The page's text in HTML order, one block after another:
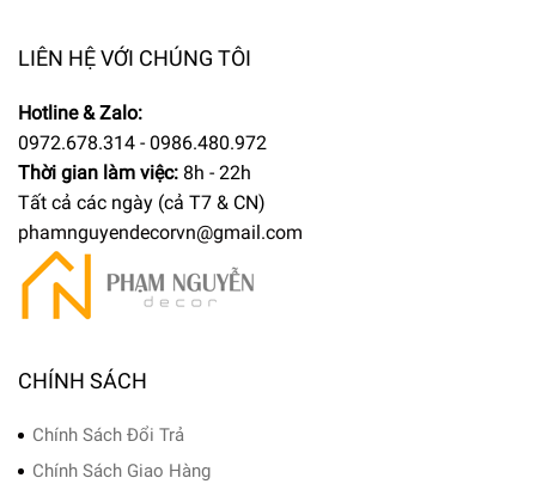
LIÊN HỆ VỚI CHÚNG TÔI
Hotline & Zalo:
0972.678.314 - 0986.480.972
Thời gian làm việc: 8h - 22h
Tất cả các ngày (cả T7 & CN)
phamnguyendecorvn@gmail.com
CHÍNH SÁCH
Chính Sách Đổi Trả
Chính Sách Giao Hàng